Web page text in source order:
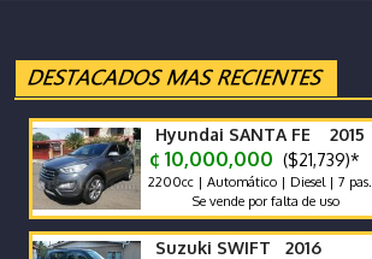
Hyundai SANTA FE 2015
¢ 10,000,000 ($21,739)*
2200cc | Automático | Diesel | 7 pas.
Se vende por falta de uso
Suzuki SWIFT 2016